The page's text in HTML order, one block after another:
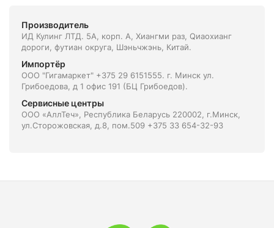
Производитель
ИД Кулинг ЛТД. 5А, корп. А, Xиангми раз, Qиаоxианг
дороги, футиан округа, Шэньчжэнь, Китай.
Импортёр
ООО "Гигамаркет" +375 29 6151555. г. Минск ул.
Грибоедова, д 1 офис 191 (БЦ Грибоедов).
Сервисные центры
ООО «АллТеч», Республика Беларусь 220002, г.Минск,
ул.Сторожовская, д.8, пом.509 +375 33 654-32-93